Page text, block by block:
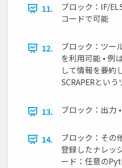
11.
ブロック：IF/
コードで可能
12.
ブロック：ツー
を利用可能 • 例
して情報を要約
SCRAPERとい
13. ブロック：出力
14.
ブロック：その
登録したナレッ
ード：任意の